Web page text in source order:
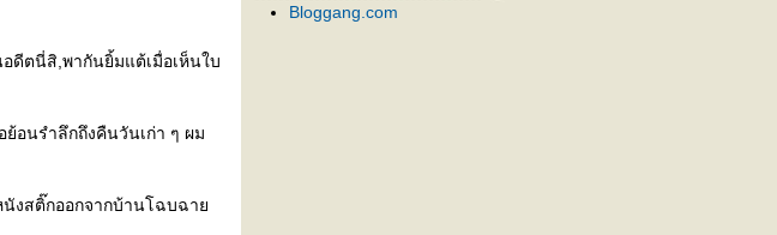
ดีตนี่สิ,พากันยิ้มแต้เมื่อเห็นใบ
อนรำลึกถึงคืนวันเก่า ๆ ผม
นังสติ๊กออกจากบ้านโฉบฉา
Bloggang.com